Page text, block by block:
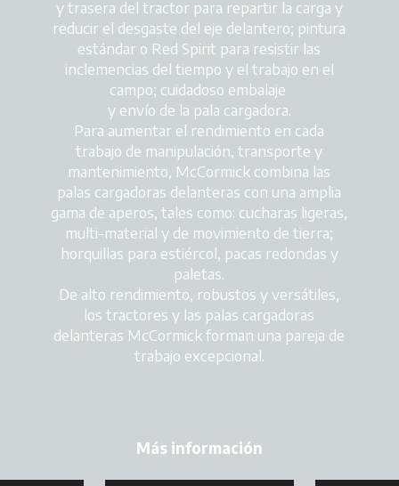
y trasera del tractor para repartir la carga y
reducir el desgaste del eje delantero; pintura
estándar o Red Spirit para resistir las
inclemencias del tiempo y el trabajo en el
campo; cuidadoso embalaje
y envío de la pala cargadora.
Para aumentar el rendimiento en cada
trabajo de manipulación, transporte y
mantenimiento, McCormick combina las
palas cargadoras delanteras con una amplia
gama de aperos, tales como: cucharas ligeras,
multi-material y de movimiento de tierra;
horquillas para estiércol, pacas redondas y
paletas.
De alto rendimiento, robustos y versátiles,
los tractores y las palas cargadoras
delanteras McCormick forman una pareja de
trabajo excepcional.
Más información